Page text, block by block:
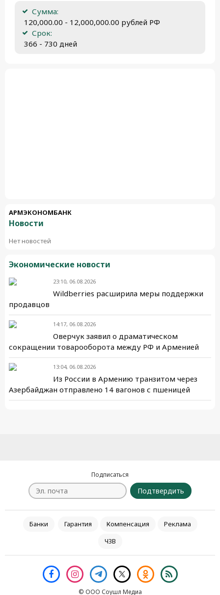
Сумма:
120,000.00 - 12,000,000.00 рублей РФ
Срок:
366 - 730 дней
АРМЭКОНОМБАНК
Новости
Нет новостей
Экономические новости
23:10, 06.08.2026
Wildberries расширила меры поддержки
продавцов
14:17, 06.08.2026
Оверчук заявил о драматическом
сокращении товарооборота между РФ и Арменией
13:04, 06.08.2026
Из России в Армению транзитом через
Азербайджан отправлено 14 вагонов с пшеницей
Подписаться
Подтвердить
Банки Гарантия Компенсация
Реклама
ЧЗВ
© ООО Соушл Медиа